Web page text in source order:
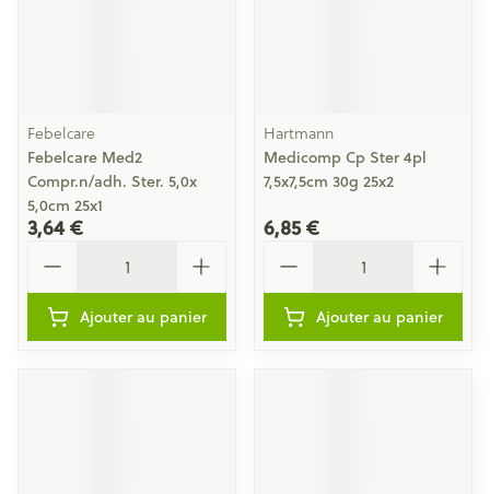
Febelcare
Febelcare Med2
Compr.n/adh. Ster. 5,0x
5,0cm 25x1
3,64 €
Ajouter au panier
Hartmann
Medicomp Cp Ster 4pl
7,5x7,5cm 30g 25x2
6,85 €
Ajouter au panier